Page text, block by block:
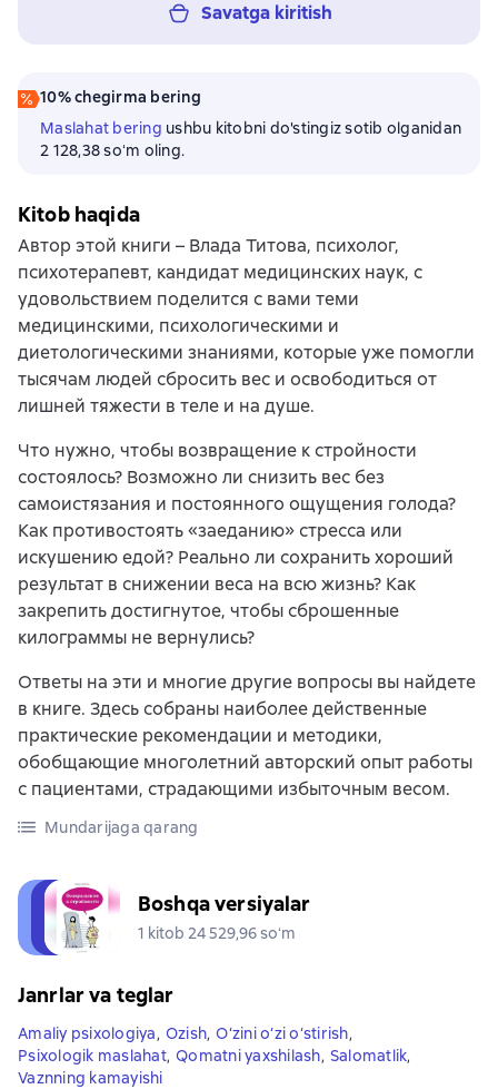
Savatga kiritish
10% chegirma bering
Maslahat bering ushbu kitobni do'stingiz sotib olganidan
2 128,38 soʻm oling.
Kitob haqida
Автор этой книги – Влада Титова, психолог,
психотерапевт, кандидат медицинских наук, с
удовольствием поделится с вами теми
медицинскими, психологическими и
диетологическими знаниями, которые уже помогли
тысячам людей сбросить вес и освободиться от
лишней тяжести в теле и на душе.
Что нужно, чтобы возвращение к стройности
состоялось? Возможно ли снизить вес без
самоистязания и постоянного ощущения голода?
Как противостоять «заеданию» стресса или
искушению едой? Реально ли сохранить хороший
результат в снижении веса на всю жизнь? Как
закрепить достигнутое, чтобы сброшенные
килограммы не вернулись?
Ответы на эти и многие другие вопросы вы найдете
в книге. Здесь собраны наиболее действенные
практические рекомендации и методики,
обобщающие многолетний авторский опыт работы
с пациентами, страдающими избыточным весом.
Mundarijaga qarang
Boshqa versiyalar
1 kitob 24 529,96 soʻm
Janrlar va teglar
Amaliy psixologiya, Ozish, O‘zini o‘zi o‘stirish,
Psixologik maslahat, Qomatni yaxshilash, Salomatlik,
Vaznning kamayishi